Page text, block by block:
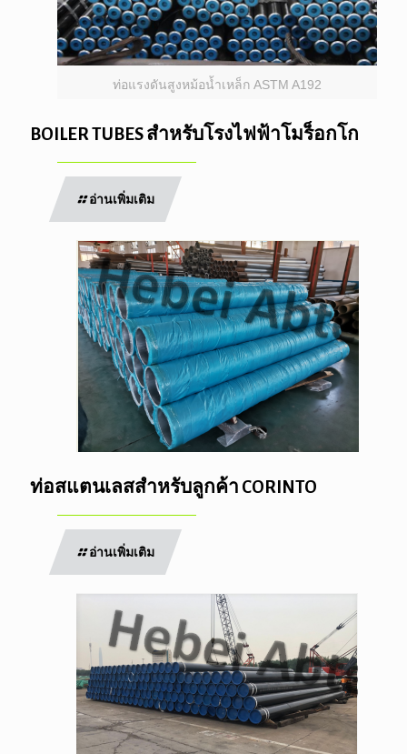
ท่อแรงดันสูงหม้อน้ำเหล็ก ASTM A192
BOILER TUBES สำหรับโรงไฟฟ้าโมร็อกโก
อ่านเพิ่มเติม
ท่อสแตนเลสสำหรับลูกค้า CORINTO
อ่านเพิ่มเติม